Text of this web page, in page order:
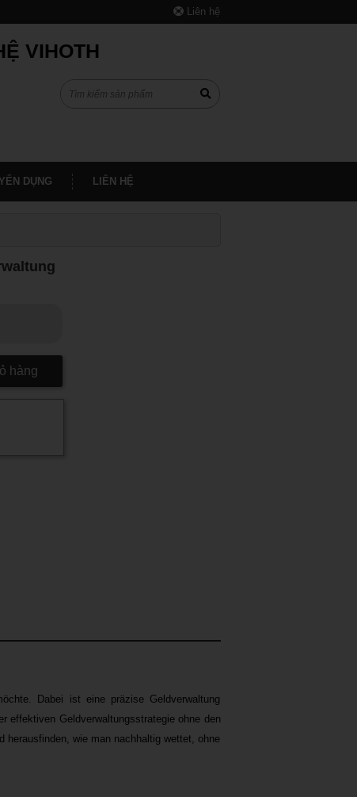
Liên hệ
VIHOTH
DỤNG LIÊN HỆ
hàng
Dabei ist eine präzise Geldverwaltung
effektiven Geldverwaltungsstrategie ohne den
herausfinden, wie man nachhaltig wettet, ohne